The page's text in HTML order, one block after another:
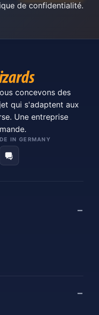
de confidentialité.
concevons des
qui s'adaptent aux
Une entreprise
IN GERMANY